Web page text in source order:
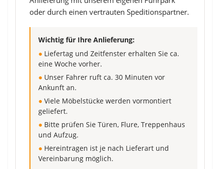
oder durch einen vertrauten Speditionspartner.
Wichtig für Ihre Anlieferung:
● Liefertag und Zeitfenster erhalten Sie ca.
eine Woche vorher.
● Unser Fahrer ruft ca. 30 Minuten vor
Ankunft an.
● Viele Möbelstücke werden vormontiert
geliefert.
● Bitte prüfen Sie Türen, Flure, Treppenhaus
und Aufzug.
● Hereintragen ist je nach Lieferart und
Vereinbarung möglich.